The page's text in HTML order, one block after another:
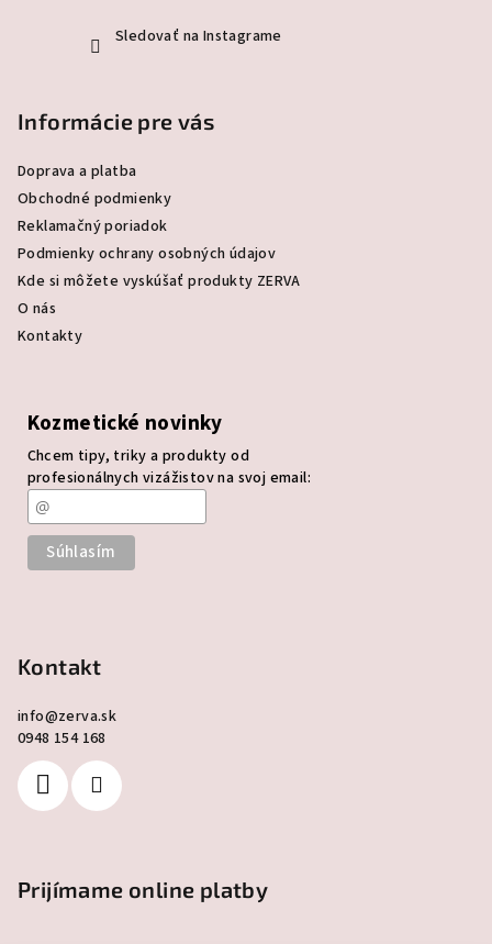
Sledovať na Instagrame
Informácie pre vás
Doprava a platba
Obchodné podmienky
Reklamačný poriadok
Podmienky ochrany osobných údajov
Kde si môžete vyskúšať produkty ZERVA
O nás
Kontakty
Kozmetické novinky
Chcem tipy, triky a produkty od
profesionálnych vizážistov na svoj email:
Kontakt
info@zerva.sk
0948 154 168
Prijímame online platby